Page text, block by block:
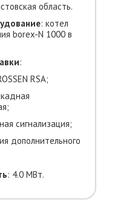
область.
: котел
borex-N 1000 в
:
RSA;
сигнализация;
дополнительного
: 4.0 МВт.